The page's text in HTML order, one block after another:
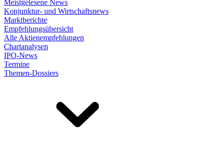
Meistgelesene News
Konjunktur- und Wirtschaftsnews
Marktberichte
Empfehlungsübersicht
Alle Aktienempfehlungen
Chartanalysen
IPO-News
Termine
Themen-Dossiers